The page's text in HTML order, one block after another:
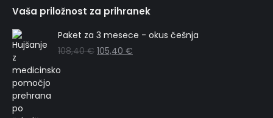
Vaša priložnost za prihranek
Paket za 3 mesece - okus češnja
108,40€ 105,40 €